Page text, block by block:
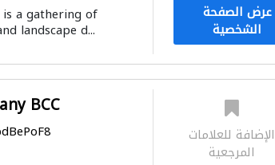
الايدي العاملة
is a gathering of
landscape d...
عرض الصفحة
الشخصية
BCC
الإضافة للعلامات
المرجعية